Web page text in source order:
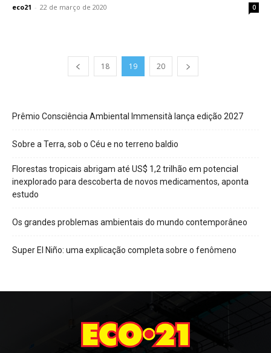
eco21 - 22 de março de 2020 0
18 19 20
Prêmio Consciência Ambiental Immensità lança edição 2027
Sobre a Terra, sob o Céu e no terreno baldio
Florestas tropicais abrigam até US$ 1,2 trilhão em potencial
inexplorado para descoberta de novos medicamentos, aponta
estudo
Os grandes problemas ambientais do mundo contemporâneo
Super El Niño: uma explicação completa sobre o fenômeno